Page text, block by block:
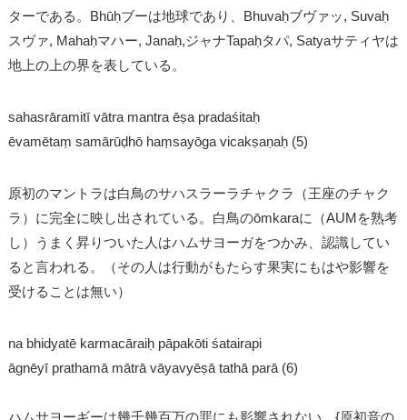
ターである。Bhūḥブーは地球であり、Bhuvaḥブヴァッ, Suvaḥ
スヴァ, Mahaḥマハー, Janaḥ,ジャナTapaḥタパ, Satyaサティヤは
地上の上の界を表している。
sahasrāramitī vātra mantra ēṣa pradaśitaḥ
ēvamētaṃ samārūḍhō haṃsayōga vicakṣaṇaḥ (5)
原初のマントラは白鳥のサハスラーラチャクラ（王座のチャク
ラ）に完全に映し出されている。白鳥のōmkaraに（AUMを熟考
し）うまく昇りついた人はハムサヨーガをつかみ、認識してい
ると言われる。（その人は行動がもたらす果実にもはや影響を
受けることは無い）
na bhidyatē karmacāraiḥ pāpakōti śatairapi
āgnēyī prathamā mātrā vāyavyēṣā tathā parā (6)
ハムサヨーギーは幾千幾百万の罪にも影響されない。{原初音の